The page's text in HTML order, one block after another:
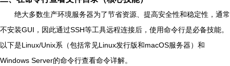
绝大多数生产环境服务器为了节省资源、提高安全性和稳定性，通常
不安装GUI，因此通过SSH等工具远程连接后，使用命令行是必备技能。
以下是Linux/Unix系（包括常见Linux发行版和macOS服务器）和
Windows Server的命令行查看命令详解。